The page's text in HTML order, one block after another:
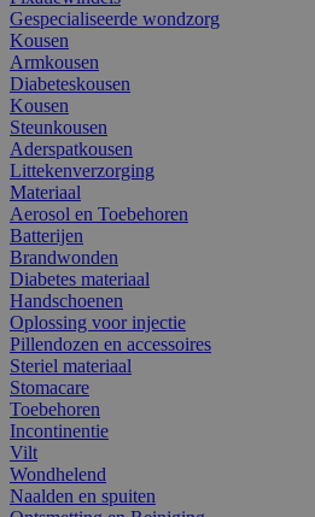
Gespecialiseerde wondzorg
Kousen
Armkousen
Diabeteskousen
Kousen
Steunkousen
Aderspatkousen
Littekenverzorging
Materiaal
Aerosol en Toebehoren
Batterijen
Brandwonden
Diabetes materiaal
Handschoenen
Oplossing voor injectie
Pillendozen en accessoires
Steriel materiaal
Stomacare
Toebehoren
Incontinentie
Vilt
Wondhelend
Naalden en spuiten